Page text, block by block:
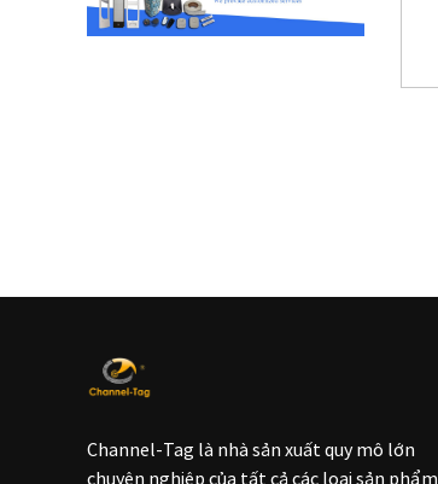
Channel-Tag là nhà sản xuất quy mô lớn
chuyên nghiệp của tất cả các loại sản phẩm